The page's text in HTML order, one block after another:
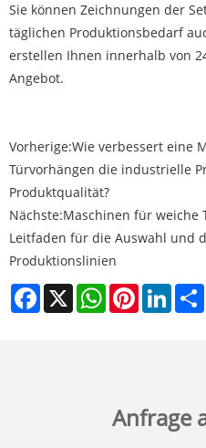
Sie können Zeichnungen der
täglichen Produktionsbedarf
erstellen Ihnen innerhalb von
Angebot.
Vorherige:Wie verbessert eine
Türvorhängen die industrielle
Produktqualität?
Nächste:Maschinen für weiche
Leitfaden für die Auswahl und
Produktionslinien
Facebook
X WhatsAppPinterest
Anfrage